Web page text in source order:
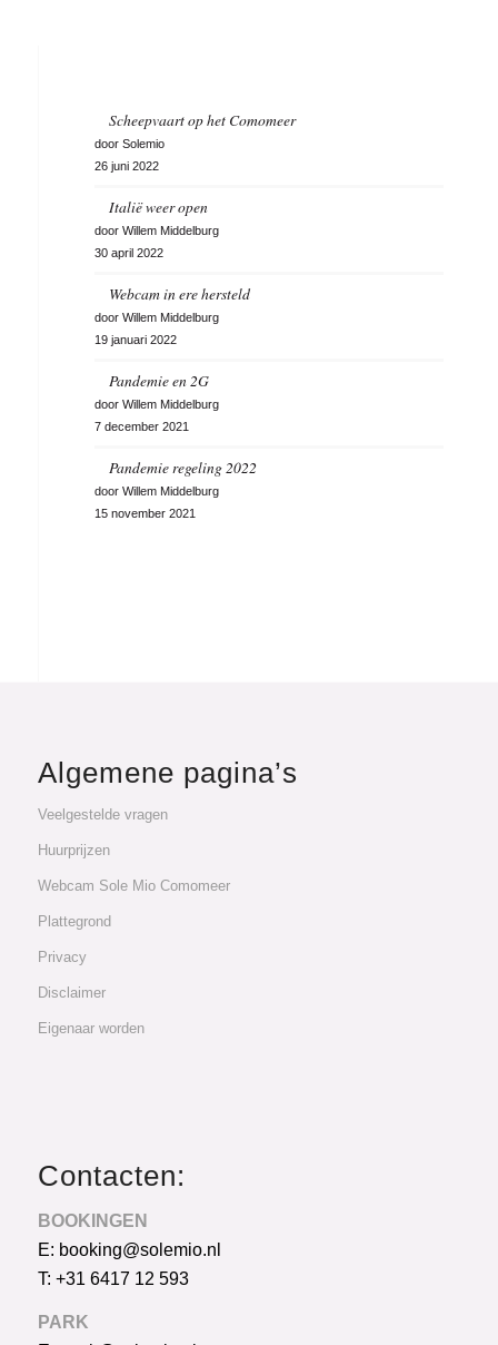
Scheepvaart op het Comomeer
door Solemio
26 juni 2022
Italië weer open
door Willem Middelburg
30 april 2022
Webcam in ere hersteld
door Willem Middelburg
19 januari 2022
Pandemie en 2G
door Willem Middelburg
7 december 2021
Pandemie regeling 2022
door Willem Middelburg
15 november 2021
Algemene pagina’s
Veelgestelde vragen
Huurprijzen
Webcam Sole Mio Comomeer
Plattegrond
Privacy
Disclaimer
Eigenaar worden
Contacten:
BOOKINGEN
E: booking@solemio.nl
T: +31 6417 12 593
PARK